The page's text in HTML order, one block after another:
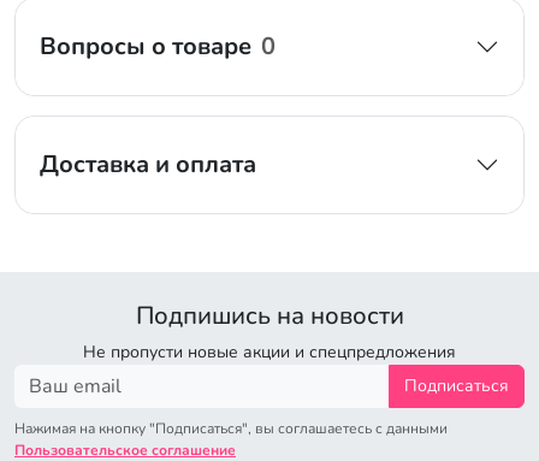
Вопросы о товаре 0
Доставка и оплата
Подпишись на новости
Не пропусти новые акции и спецпредложения
Подписаться
Нажимая на кнопку "Подписаться", вы соглашаетесь с данными
Пользовательское соглашение